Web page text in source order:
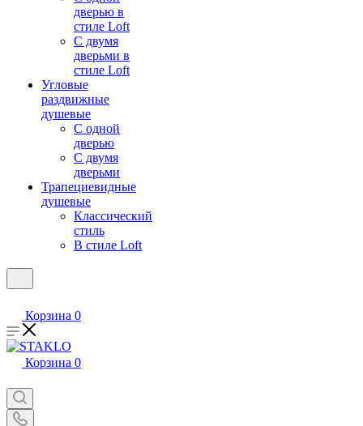
дверью в
стиле Loft
С двумя
дверьми в
стиле Loft
Угловые
раздвижные
душевые
С одной
дверью
С двумя
дверьми
Трапециевидные
душевые
Классический
стиль
В стиле Loft
Корзина 0
Корзина 0